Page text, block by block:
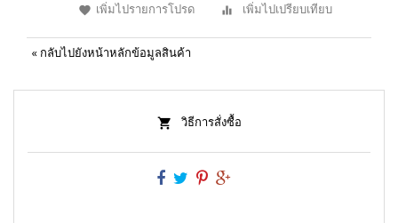
เพิ่มไปรายการโปรด เพิ่มไปเปรียบเทียบ
« กลับไปยังหน้าหลักข้อมูลสินค้า
วิธีการสั่งซื้อ